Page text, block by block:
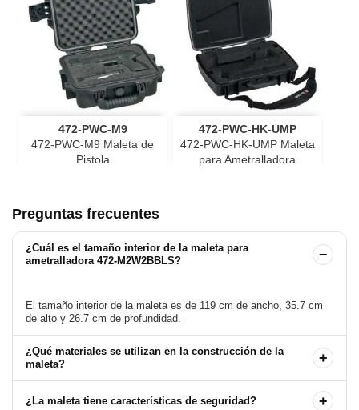
472-PWC-M9
472-PWC-M9 Maleta de
Pistola
472-PWC-HK-UMP
472-PWC-HK-UMP Maleta
para Ametralladora
Preguntas frecuentes
¿Cuál es el tamaño interior de la maleta para
ametralladora 472-M2W2BBLS?
−
El tamaño interior de la maleta es de 119 cm de ancho, 35.7 cm
¿Qué materiales se utilizan en la construcción de la
maleta?
+
¿La maleta tiene características de seguridad? +